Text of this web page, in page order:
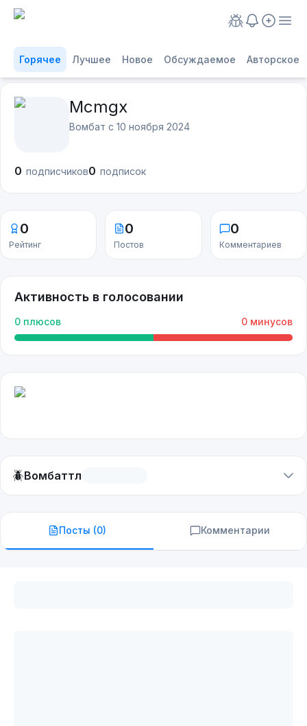
Горячее Лучшее Новое Обсуждаемое Авторское
Mcmgx
Вомбат с 10 ноября 2024
0 подписчиков0 подписок
0
Рейтинг
0
Постов
0
Комментариев
Активность в голосовании
0 плюсов 0 минусов
🪲Вомбаттл
Посты (0) Комментарии